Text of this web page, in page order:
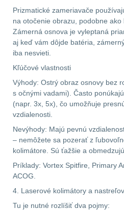
.30 .308 (7.62mm)
11
12GA, 20GA10
.40 .416
.44 .456
.357 .38 (9mm)
1911 6
AR104
Popruhy a poutka40
Prizmatické zameriavače
na otočenie obrazu, podobne ako
Zámerná osnova je vyleptaná
aj keď vám dôjde batéria,
iba nesvieti.
Kľúčové vlastnosti
Výhody: Ostrý obraz osnovy bez
s očnými vadami). Často
(napr. 3x, 5x), čo umožňuje
vzdialenosti.
Nevýhody: Majú pevnú
– nemôžete sa pozerať z
kolimátore. Sú ťažšie a
Príklady: Vortex Spitfire, Primary
ACOG.
4. Laserové kolimátory a
Tu je nutné rozlíšiť dva pojmy: